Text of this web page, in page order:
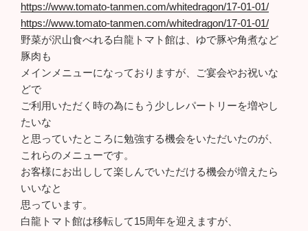
https://www.tomato-tanmen.com/whitedragon/17-01-01/
https://www.tomato-tanmen.com/whitedragon/17-01-01/
野菜が沢山食べれる白龍トマト館は、ゆで豚や角煮など
豚肉も
メインメニューになっておりますが、ご宴会やお祝いな
どで
ご利用いただく時の為にもう少しレパートリーを増やし
たいな
と思っていたところに勉強する機会をいただいたのが、
これらのメニューです。
お客様にお出しして楽しんでいただける機会が増えたら
いいなと
思っています。
白龍トマト館は移転して15周年を迎えますが、